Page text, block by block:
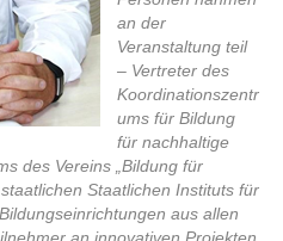
an der
Veranstaltung teil
– Vertreter des
Koordinationszentr
ums für Bildung
für nachhaltige
des Vereins „Bildung für
Staatlichen Instituts für
aus allen
an innovativen Projekten